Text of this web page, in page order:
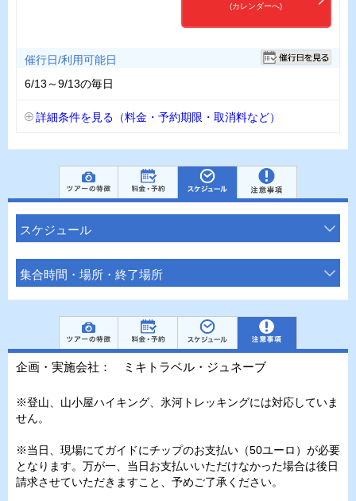
(カレンダーへ)
催行日/利用可能日
6/13～9/13の毎日
詳細条件を見る（料金・予約期限・取消料など）
スケジュール
集合時間・場所・終了場所
企画・実施会社： ミキトラベル・ジュネーブ
※登山、山小屋ハイキング、氷河トレッキングには対応していま
せん。
※当日、現場にてガイドにチップのお支払い（50ユーロ）が必要
となります。万が一、当日お支払いいただけなかった場合は後日
請求させていただきますこと、予めご了承ください。